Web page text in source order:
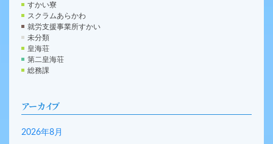
すかい寮
スクラムあらかわ
就労支援事業所すかい
未分類
皇海荘
第二皇海荘
総務課
アーカイブ
2026年8月